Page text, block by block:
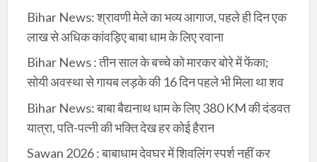
Bihar News: श्रावणी मेले का भव्य आगाज, पहले ही दिन एक
लाख से अधिक कांवड़िए बाबा धाम के लिए रवाना
Bihar News : तीन साल के बच्चे को मारकर बोरे में फेंका;
सोयी अवस्था से गायब लड़के की 16 दिन पहले भी मिला था शव
Bihar News: बाबा बैद्यनाथ धाम के लिए 380 KM की दंडवत
यात्रा, पति-पत्नी की भक्ति देख हर कोई हैरान
Sawan 2026 : बाबाधाम देवघर में शिवलिंग स्पर्श नहीं कर